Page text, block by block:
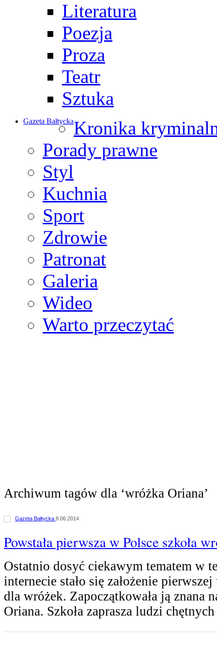
Literatura
Poezja
Proza
Teatr
Sztuka
Gazeta BałtyckaKronika
Porady prawne
Styl
Kuchnia
Sport
Zdrowie
Patronat
Galeria
Wideo
Warto przeczytać
Archiwum tagów dla ‘wróżka Oriana’
Gazeta Bałtycka 8.06.2014
Powstała pierwsza w Polsce szkoła
Ostatnio dosyć ciekawym tematem w
internecie stało się założenie
dla wróżek. Zapoczątkowała ją znana
Oriana. Szkoła zaprasza ludzi